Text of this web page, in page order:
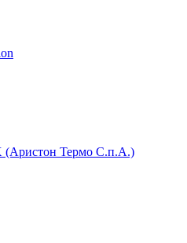
(Аристон Термо С.п.А.)